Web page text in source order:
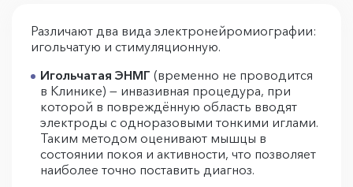
Различают два вида электронейромиографии:
игольчатую и стимуляционную.
Игольчатая ЭНМГ (временно не проводится
в Клинике) — инвазивная процедура, при
которой в повреждённую область вводят
электроды с одноразовыми тонкими иглами.
Таким методом оценивают мышцы в
состоянии покоя и активности, что позволяет
наиболее точно поставить диагноз.